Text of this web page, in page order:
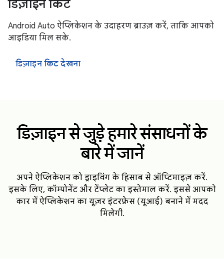
डिज़ाइन किट
Android Auto ऐप्लिकेशन के उदाहरण ब्राउज़ करें, ताकि आपको
आइडिया मिल सके.
डिज़ाइन किट देखना
डिज़ाइन से जुड़े हमारे संसाधनों के
बारे में जानें
अपने ऐप्लिकेशन को ड्राइविंग के हिसाब से ऑप्टिमाइज़ करें.
इसके लिए, कॉम्पोनेंट और टेंप्लेट का इस्तेमाल करें. इससे आपको
कार में ऐप्लिकेशन का यूज़र इंटरफ़ेस (यूआई) बनाने में मदद
मिलेगी.